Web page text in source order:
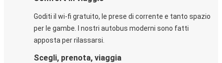
Goditi il wi-fi gratuito, le prese di corrente e tanto spazio
per le gambe. I nostri autobus moderni sono fatti
apposta per rilassarsi.
Scegli, prenota, viaggia